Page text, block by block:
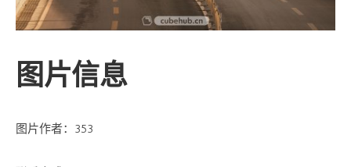
图片信息
图片作者：353